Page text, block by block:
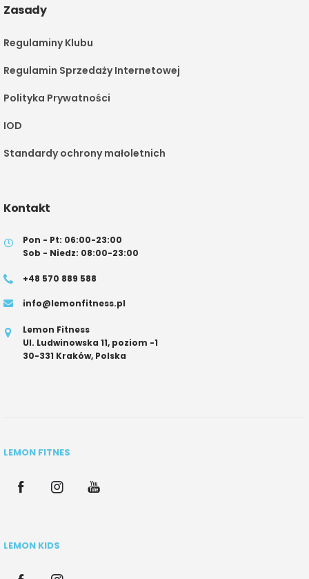
Zasady
Regulaminy Klubu
Regulamin Sprzedaży Internetowej
Polityka Prywatności
IOD
Standardy ochrony małoletnich
Kontakt
Pon - Pt: 06:00-23:00
Sob - Niedz: 08:00-23:00
+48 570 889 588
info@lemonfitness.pl
Lemon Fitness
Ul. Ludwinowska 11, poziom -1
30-331 Kraków, Polska
LEMON FITNES
LEMON KIDS